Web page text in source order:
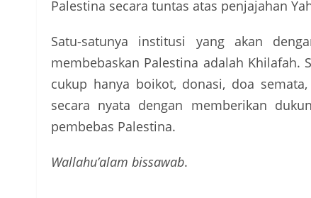
Palestina secara tuntas atas penjajahan
Satu-satunya institusi yang akan
membebaskan Palestina adalah Khilafah.
cukup hanya boikot, donasi, doa
secara nyata dengan memberikan
pembebas Palestina.
Wallahu’alam bissawab.